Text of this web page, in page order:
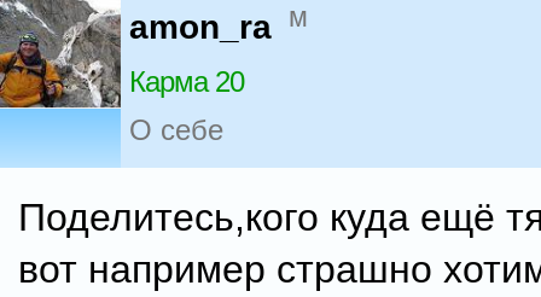
amon_ra м
Карма 20
О себе
Поделитесь,кого куда ещё
вот например страшно